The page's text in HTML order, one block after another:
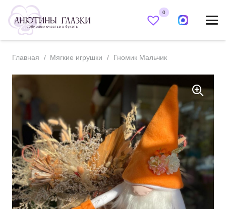
0
Главная / Мягкие игрушки / Гномик Мальчик